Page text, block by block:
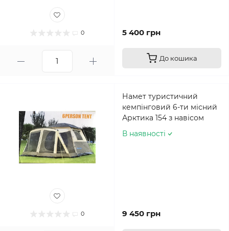
0 5 400 грн
До кошика
0
Намет туристичний
кемпінговий 6-ти місний
Арктика 154 з навісом
В наявності
9 450 грн